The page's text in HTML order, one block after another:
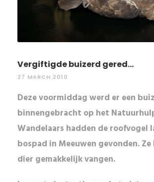
Vergiftigde buizerd gered...
27 MARCH 2010
Deze voormiddag werd er een
binnengebracht op het
Wandelaars hadden de roofvogel
bospad in Meeuwen gevonden.
dier gemakkelijk vangen.